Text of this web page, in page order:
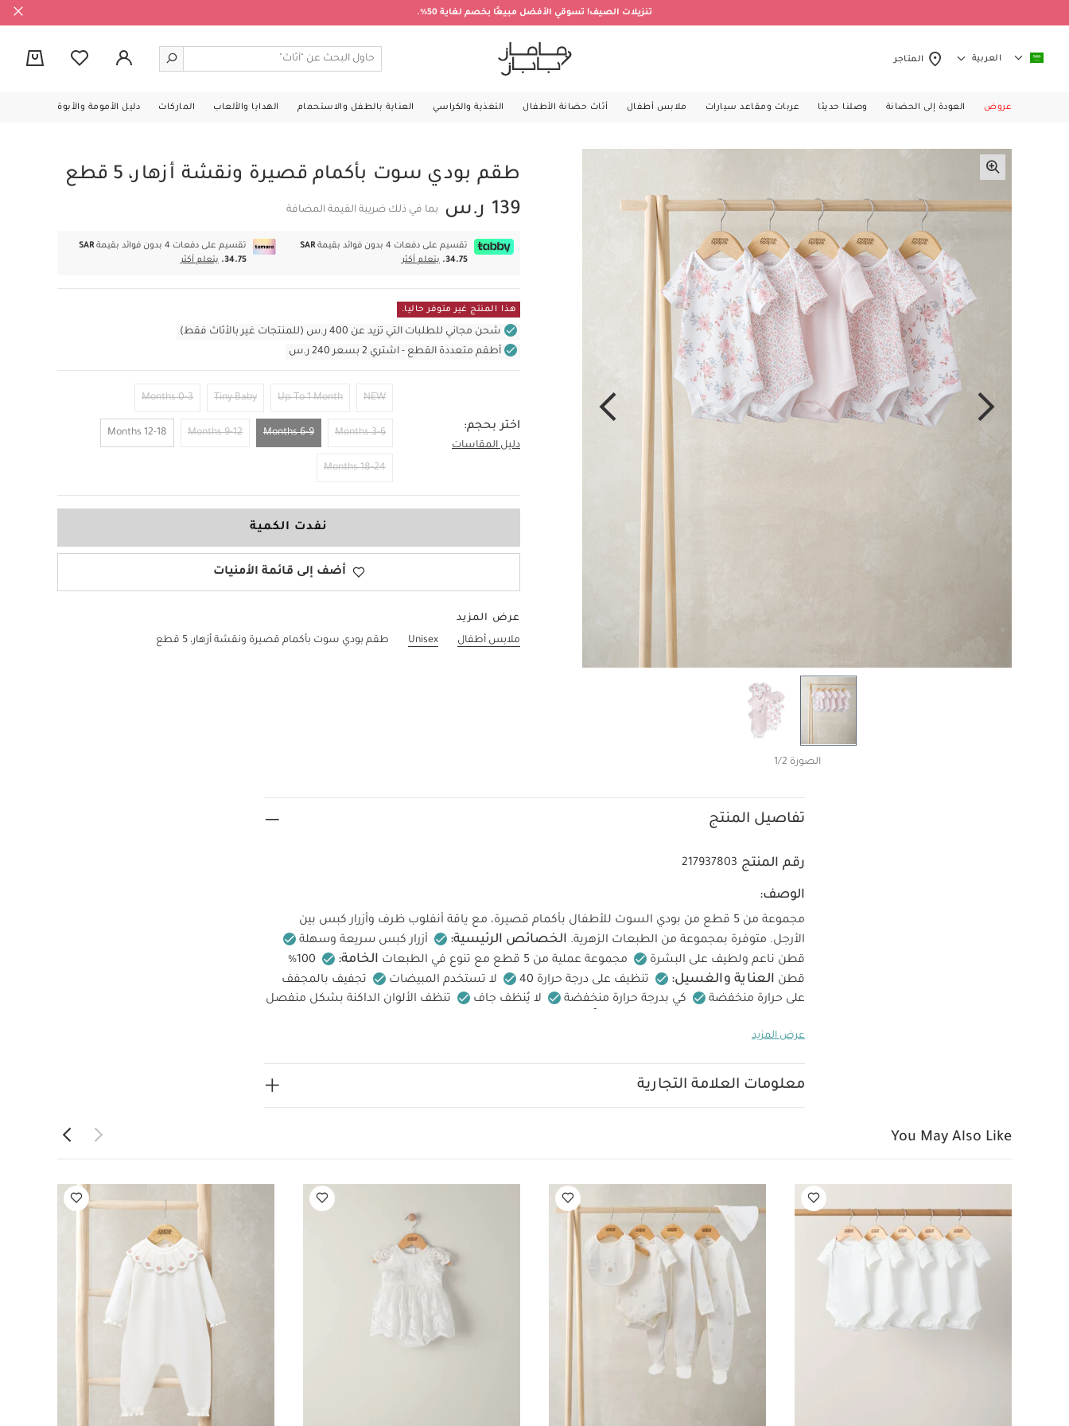
تنزيلات الصيف! تسوقي الأفضل مبيعًا بخصم لغاية 50%.
العربية المتاجر
عروض العودة إلى الحضانة وصلنا حديثا عربات ومقاعد سيارات ملابس أطفال أثاث حضانة الأطفال التغذية والكراسي العناية بالطفل والاستحمام الهدايا والألعاب الماركات دليل الأمومة والأبوة
الصورة 1/2
طقم بودي سوت بأكمام قصيرة ونقشة أزهار، 5 قطع
139 ر.س
بما في ذلك ضريبة القيمة المضافة
تقسيم على دفعات 4 بدون فوائد بقيمة
SAR
34.75.
يتعلم أكثر
تقسيم على دفعات 4 بدون فوائد بقيمة
SAR
34.75.
يتعلم أكثر
هذا المنتج غير متوفر حاليا.
شحن مجاني للطلبات التي تزيد عن 400 ر.س (للمنتجات غير بالأثاث فقط)
أطقم متعددة القطع - اشتري 2 بسعر 240 ر.س
اختر بحجم:
دليل المقاسات
NEW
Up To 1 Month
Tiny Baby
0-3 Months
3-6 Months
6-9 Months
9-12 Months
12-18 Months
18-24 Months
6-9 Months
نفدت الكمية
أضف إلى قائمة الأمنيات
عرض المزيد
ملابس أطفال
Unisex طقم بودي سوت بأكمام قصيرة ونقشة أزهار، 5 قطع
تفاصيل المنتج
رقم المنتج 217937803
الوصف:
مجموعة من 5 قطع من بودي السوت للأطفال بأكمام قصيرة، مع ياقة أنفلوب ظرف وأزرار كبس بين
الأرجل. متوفرة بمجموعة من الطبعات الزهرية. الخصائص الرئيسية:
أزرار كبس سريعة وسهلة
قطن ناعم ولطيف على البشرة
مجموعة عملية من 5 قطع مع تنوع في الطبعات الخامة:
100%
قطن العناية والغسيل: تنظيف على درجة حرارة 40 لا تستخدم المبيضات
تجفيف بالمجفف
على حرارة منخفضة
كي بدرجة حرارة منخفضة لا يُنظف جاف
تنظف الألوان الداكنة بشكل منفصل
قطع طقم بيجامة، بودي سوت ومريلة سيليستيال لحديثي الولادة، 5 قطععرض المزيد
معلومات العلامة التجارية
You May Also Like